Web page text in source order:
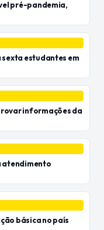
pré-pandemia,
sexta estudantes em
informações da
atendimento
básica no país